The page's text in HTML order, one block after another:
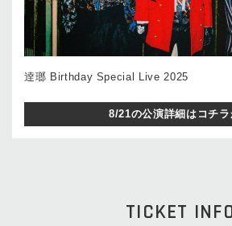
逹瑯 Birthday Special Live 2025
8/21の公演詳細はコチラ
TICKET